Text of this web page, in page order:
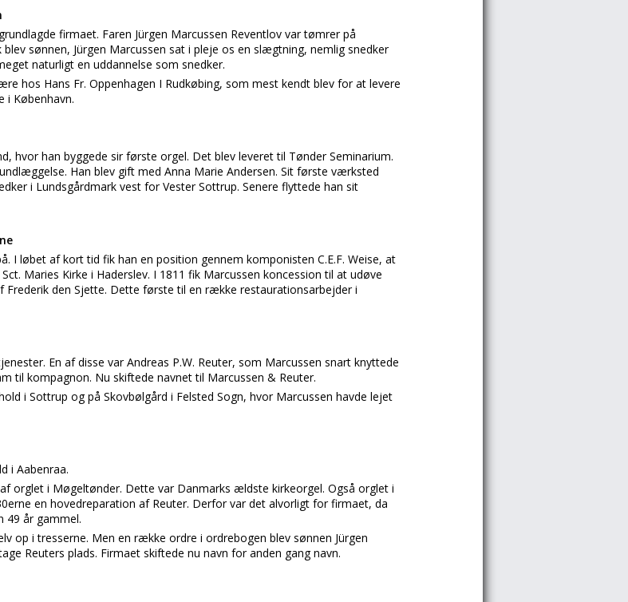
firmaet. Faren Jürgen Marcussen Reventlov var tømrer på
sønnen, Jürgen Marcussen sat i pleje os en slægtning, nemlig snedker
naturligt en uddannelse som snedker.
hos Hans Fr. Oppenhagen I Rudkøbing, som mest kendt blev for at levere
i København.
hvor han byggede sir første orgel. Det blev leveret til Tønder Seminarium.
Han blev gift med Anna Marie Andersen. Sit første værksted
i Lundsgårdmark vest for Vester Sottrup. Senere flyttede han sit
I løbet af kort tid fik han en position gennem komponisten C.E.F. Weise, at
Maries Kirke i Haderslev. I 1811 fik Marcussen koncession til at udøve
Frederik den Sjette. Dette første til en række restaurationsarbejder i
En af disse var Andreas P.W. Reuter, som Marcussen snart knyttede
til kompagnon. Nu skiftede navnet til Marcussen & Reuter.
i Sottrup og på Skovbølgård i Felsted Sogn, hvor Marcussen havde lejet
i Aabenraa.
orglet i Møgeltønder. Dette var Danmarks ældste kirkeorgel. Også orglet i
en hovedreparation af Reuter. Derfor var det alvorligt for firmaet, da
49 år gammel.
op i tresserne. Men en række ordre i ordrebogen blev sønnen Jürgen
Reuters plads. Firmaet skiftede nu navn for anden gang navn.